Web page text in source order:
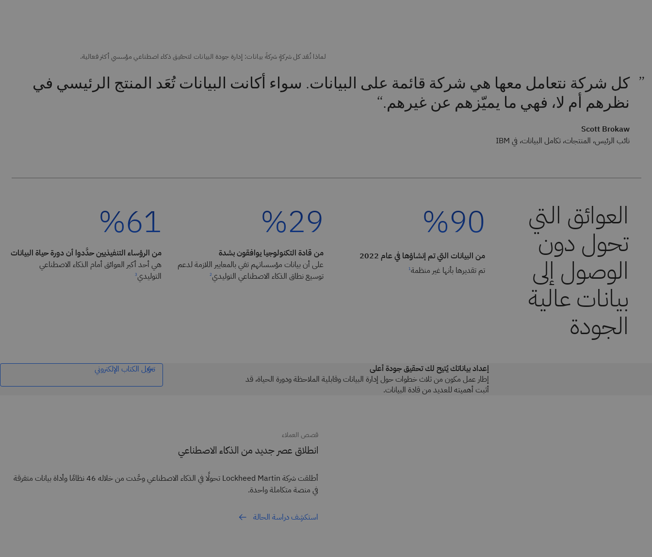
كل شركة نتعامل معها هي شركة قائمة على البيانات. سواء أكانت البيانات تُعَد المنتج الرئيسي في
نظرهم أم لا، فهي ما يميّزهم عن غيرهم.
Scott Brokaw
نائب الرئيس، المنتجات، تكامل البيانات، في IBM
%90
من البيانات التي تم إنشاؤها في عام 2022
تم تقديرها بأنها غير منظمة 1
%29
من قادة التكنولوجيا يوافقون بشدة
على أن بيانات مؤسساتهم تفي بالمعايير اللازمة لدعم
توسيع نطاق الذكاء الاصطناعي التوليدي2
%61
من الرؤساء التنفيذيين حدَّدوا أن دورة حياة البيانات
هي أحد أكبر العوائق أمام الذكاء الاصطناعي
التوليدي3
إعداد بياناتك يُتيح لك تحقيق جودة أعلى
إطار عمل مكون من ثلاث خطوات حول إدارة البيانات وقابلية الملاحظة ودورة الحياة، قد
أثبت أهميته للعديد من قادة البيانات.
تنزيل الكتاب الإلكتروني
قصص العملاء
انطلاق عصر جديد من الذكاء الاصطناعي
أطلقت شركة Lockheed Martin تحولًا في الذكاء الاصطناعي وحَّدت من خلاله 46 نظامًا وأداة بيانات متفرقة
في منصة متكاملة واحدة.
استكشِف دراسة الحالة